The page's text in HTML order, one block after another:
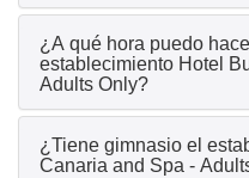
¿A qué hora puedo
establecimiento Hotel
Adults Only?
¿Tiene gimnasio el
Canaria and Spa -